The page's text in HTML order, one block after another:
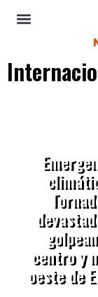
centro y
oeste de